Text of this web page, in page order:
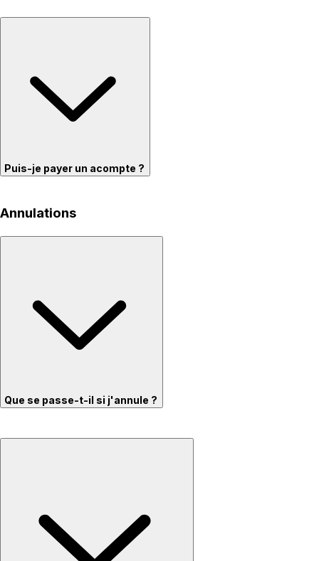
Puis-je payer un acompte ?
Annulations
Que se passe-t-il si j'annule ?